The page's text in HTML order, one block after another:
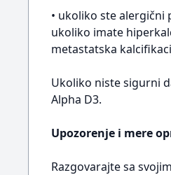
• ukoliko ste alergični
ukoliko imate
metastatska
Ukoliko niste sigurni
Alpha D3.
Upozorenje i mere
Razgovarajte sa